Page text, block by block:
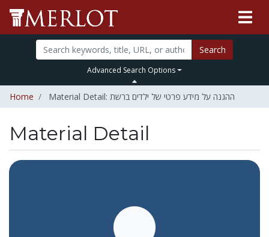
Search
Advanced Search Options
Home Material Detail: ההגנה על מידע פרטי של ילדים ברשת
Material Detail